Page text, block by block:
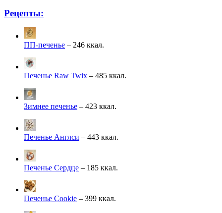
Рецепты:
ПП-печенье – 246 ккал.
Печенье Raw Twix – 485 ккал.
Зимнее печенье – 423 ккал.
Печенье Англси – 443 ккал.
Печенье Сердце – 185 ккал.
Печенье Cookie – 399 ккал.